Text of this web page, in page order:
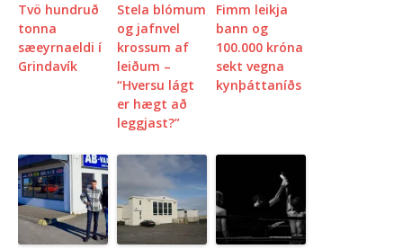
Tvö hundruð
tonna
sæeyrna­eldi í
Grinda­vík
Stela blómum
og jafnvel
krossum af
leiðum –
“Hversu lágt
er hægt að
leggjast?”
Fimm leikja
bann og
100.000 króna
sekt vegna
kynþáttaníðs